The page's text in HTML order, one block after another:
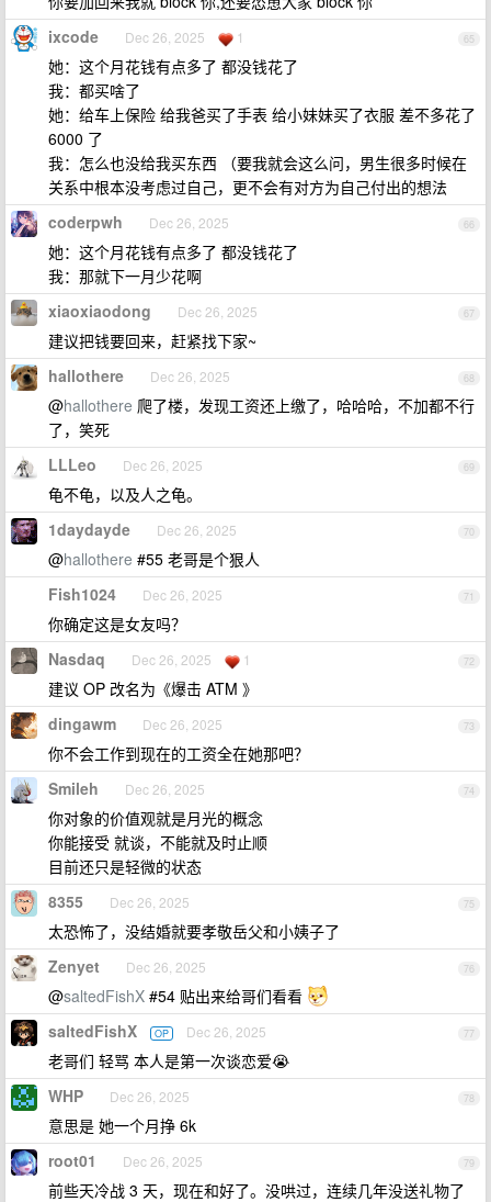
65
ixcode Dec 26, 2025 1
她：这个月花钱有点多了 都没钱花了
我：都买啥了
她：给车上保险 给我爸买了手表 给小妹妹买了衣服 差不多花了
6000 了
我：怎么也没给我买东西 （要我就会这么问，男生很多时候在
关系中根本没考虑过自己，更不会有对方为自己付出的想法
66
coderpwh Dec 26, 2025
她：这个月花钱有点多了 都没钱花了
我：那就下一月少花啊
67
xiaoxiaodong Dec 26, 2025
建议把钱要回来，赶紧找下家~
68
hallothere Dec 26, 2025
@hallothere 爬了楼，发现工资还上缴了，哈哈哈，不加都不行
了，笑死
69
LLLeo Dec 26, 2025
龟不龟，以及人之龟。
70
1daydayde Dec 26, 2025
@hallothere #55 老哥是个狠人
71
Fish1024 Dec 26, 2025
你确定这是女友吗？
72
Nasdaq Dec 26, 2025 1
建议 OP 改名为《爆击 ATM 》
73
dingawm Dec 26, 2025
你不会工作到现在的工资全在她那吧？
74
Smileh Dec 26, 2025
你对象的价值观就是月光的概念
你能接受 就谈，不能就及时止顺
目前还只是轻微的状态
75
8355 Dec 26, 2025
太恐怖了，没结婚就要孝敬岳父和小姨子了
76
Zenyet Dec 26, 2025
@saltedFishX #54 贴出来给哥们看看
77
saltedFishX OP Dec 26, 2025
老哥们 轻骂 本人是第一次谈恋爱😭
78
WHP Dec 26, 2025
意思是 她一个月挣 6k
79
root01 Dec 26, 2025
前些天冷战 3 天，现在和好了。没哄过，连续几年没送礼物了